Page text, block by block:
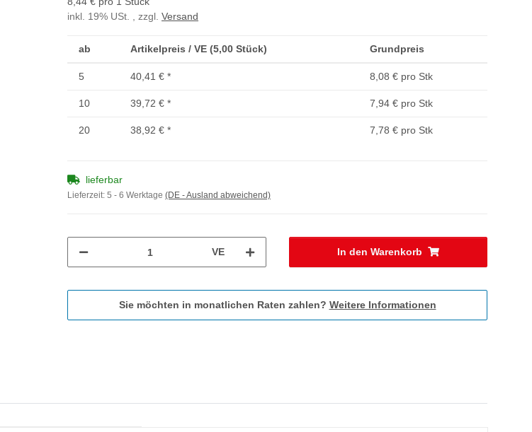
inkl. 19% USt. , zzgl. Versand
ab Artikelpreis / VE (5,00 Stück) Grundpreis
5 40,41 € * 8,08 € pro Stk
10 39,72 € * 7,94 € pro Stk
20 38,92 € * 7,78 € pro Stk
lieferbar
Lieferzeit: 5 - 6 Werktage (DE - Ausland abweichend)
VE In den Warenkorb
Sie möchten in monatlichen Raten zahlen? Weitere Informationen